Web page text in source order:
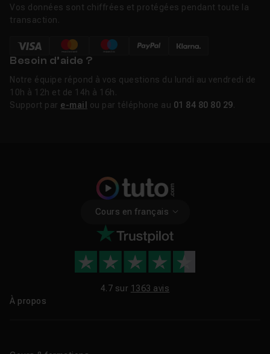
Vos données sont chiffrées et protégées pendant toute la
transaction.
Besoin d’aide ?
Notre équipe répond à vos questions du lundi au vendredi de
10h à 12h et de 14h à 16h.
Support par e-mail ou par téléphone au 01 84 80 80 29
Cours en français
4.7 sur 1363 avis
À propos